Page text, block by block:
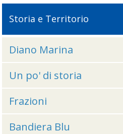
Storia e Territorio
Diano Marina
Un po' di storia
Frazioni
Bandiera Blu